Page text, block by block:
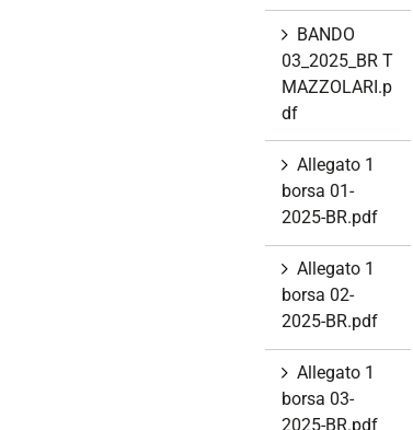
BANDO
03_2025_BR T
MAZZOLARI.p
df
Allegato 1
borsa 01-
2025-BR.pdf
Allegato 1
borsa 02-
2025-BR.pdf
Allegato 1
borsa 03-
2025-BR.pdf